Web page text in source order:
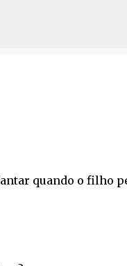
quando o filho